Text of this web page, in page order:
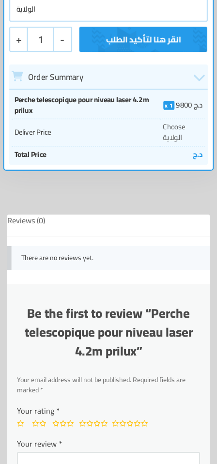
+ 1 -
Order Summary
Perche telescopique pour niveau laser 4.2m
prilux
1 9800د.ج
Deliver Price
Choose
الولاية
Total Price
د.ج
Reviews (0)
There are no reviews yet.
Be the first to review “Perche
telescopique pour niveau laser
4.2m prilux”
Your email address will not be published.Required fields are
marked*
Your rating*
Your review*